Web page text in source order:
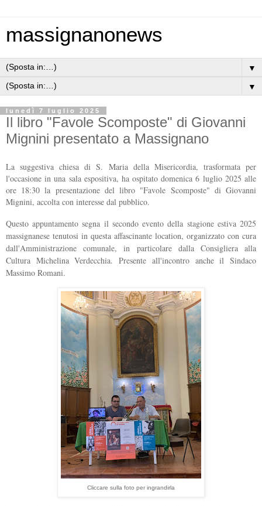
massignanonews
▼
▼
lunedì 7 luglio 2025
Il libro "Favole Scomposte" di Giovanni
Mignini presentato a Massignano
La suggestiva chiesa di S. Maria della Misericordia, trasformata per
l'occasione in una sala espositiva, ha ospitato domenica 6 luglio 2025 alle
ore 18:30 la presentazione del libro "Favole Scomposte" di Giovanni
Mignini, accolta con interesse dal pubblico.
Questo appuntamento segna il secondo evento della stagione estiva 2025
massignanese tenutosi in questa affascinante location, organizzato con cura
dall'Amministrazione comunale, in particolare dalla Consigliera alla
Cultura Michelina Verdecchia. Presente all'incontro anche il Sindaco
Massimo Romani.
Cliccare sulla foto per ingrandirla